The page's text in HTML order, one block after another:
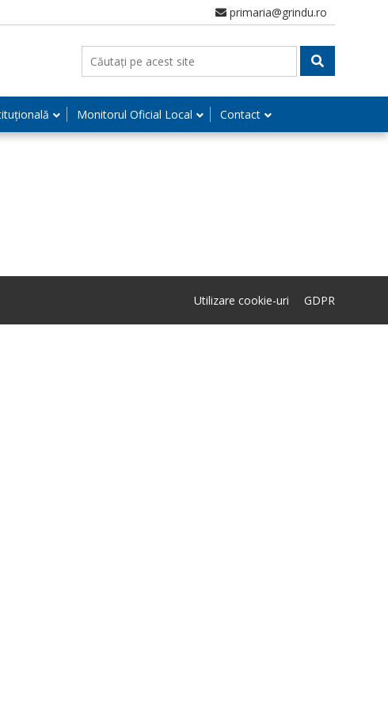
primaria@grindu.ro
Monitorul Oficial Local Contact
Utilizare cookie-uri GDPR